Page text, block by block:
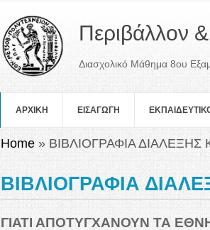
Περιβάλλον
Διασχολικό Μάθημα 8ου
ΑΡΧΙΚΗ ΕΙΣΑΓΩΓΗ
You are here
Home » ΒΙΒΛΙΟΓΡΑΦΙΑ
ΒΙΒΛΙΟΓΡΑΦΙΑ
ΓΙΑΤΙ ΑΠΟΤΥΓΧΑΝΟΥΝ ΤΑ